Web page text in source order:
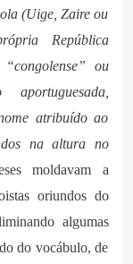
(Uige, Zaire ou
República
ou
atribuído ao
na altura no
moldavam a
oriundos do
algumas
do vocábulo, de